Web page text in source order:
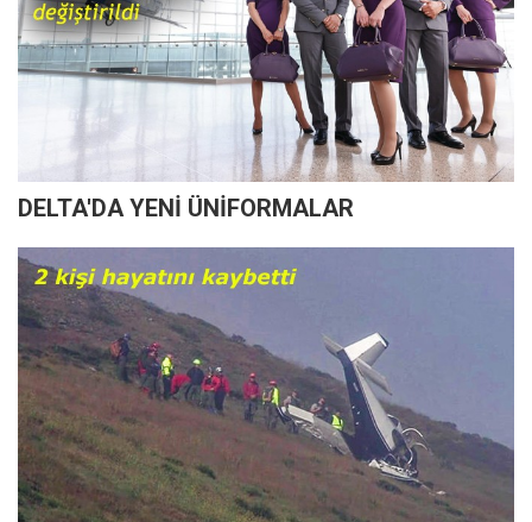
DELTA'DA YENİ ÜNİFORMALAR